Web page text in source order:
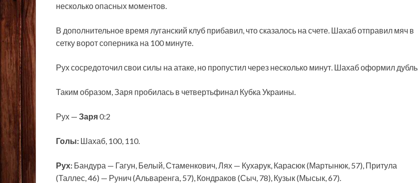
несколько опасных моментов.
В дополнительное время луганский клуб прибавил, что сказалось на счете. Шахаб отправил мяч в
сетку ворот соперника на 100 минуте.
Рух сосредоточил свои силы на атаке, но пропустил через несколько минут. Шахаб оформил дубль.
Таким образом, Заря пробилась в четвертьфинал Кубка Украины.
Рух — Заря0:2
Голы: Шахаб, 100, 110.
Рух: Бандура — Гагун, Белый, Стаменкович, Лях — Кухарук, Карасюк (Мартынюк, 57), Притула
(Таллес, 46) — Рунич (Альваренга, 57), Кондраков (Сыч, 78), Кузык (Мысык, 67).